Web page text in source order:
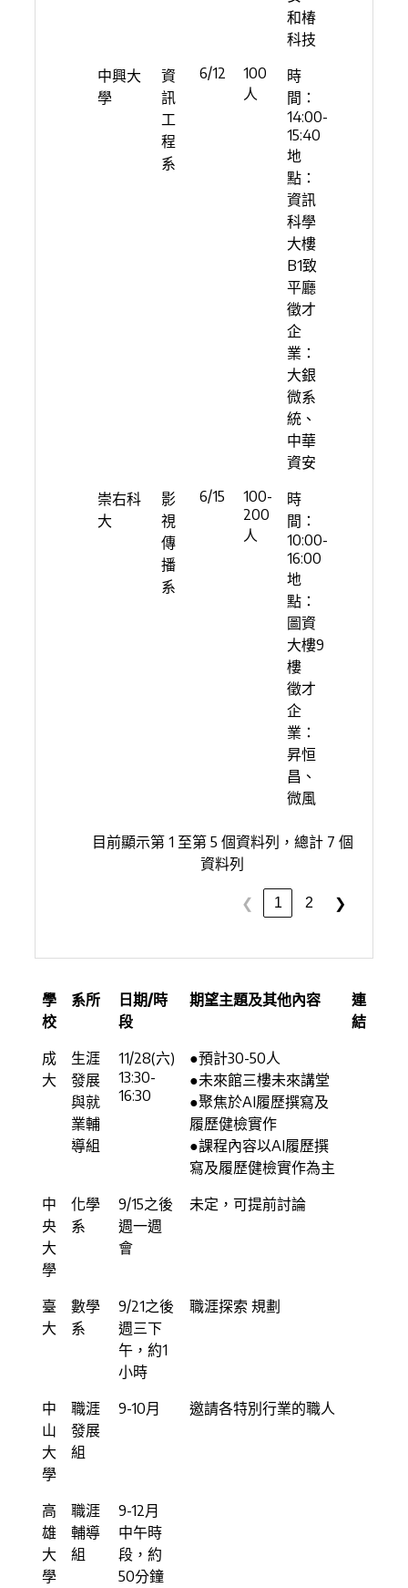
和椿
科技
中興大
學
資
訊
工
程
系
6/12
100
人
時
間：
14:00-
15:40
地
點：
資訊
科學
大樓
B1致
平廳
徵才
企
業：
大銀
微系
統、
中華
資安
崇右科
大
影
視
傳
播
系
6/15
100-
200
人
時
間：
10:00-
16:00
地
點：
圖資
大樓9
樓
徵才
企
業：
昇恒
昌、
微風
目前顯示第 1 至第 5 個資料列，總計 7 個
資料列
❮ 1 2 ❯
學
校
系所
日期/時
段
期望主題及其他內容
連
結
成
大
生涯
發展
與就
業輔
導組
11/28(六)
13:30-
16:30
●預計30-50人
●未來館三樓未來講堂
●聚焦於AI履歷撰寫及
履歷健檢實作
●課程內容以AI履歷撰
寫及履歷健檢實作為主
中
央
大
學
化學
系
9/15之後
週一週
會
未定，可提前討論
臺
大
數學
系
9/21之後
週三下
午，約1
小時
職涯探索 規劃
中
山
大
學
職涯
發展
組
9-10月 邀請各特別行業的職人
高
雄
大
學
職涯
輔導
組
9-12月
中午時
段，約
50分鐘